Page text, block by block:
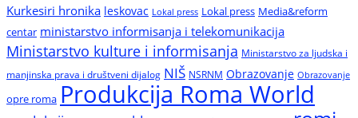
Kurkesiri hronika leskovac Lokal press Lokal press Media&reform
centar ministarstvo informisanja i telekomunikacija
Ministarstvo kulture i informisanja Ministarstvo za ljudska i
manjinska prava i društveni dijalog NIŠ NSRNM Obrazovanje Obrazovanje
opre roma Produkcija Roma World